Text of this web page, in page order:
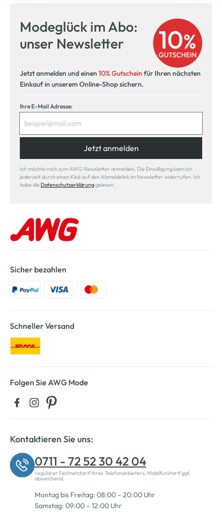
Kostenlose Filiallieferung
in Ihre Wunschfiliale
Modeglück im Abo:
unser Newsletter
Jetzt anmelden und einen 10% Gutschein für Ihren nächsten
Einkauf in unserem Online-Shop sichern.
Ihre E-Mail Adresse:
Jetzt anmelden
Ich möchte mich zum AWG Newsletter anmelden. Die Einwilligung kann ich
jederzeit durch einen Klick auf den Abmeldelink im Newsletter widerrufen. Ich
habe die Datenschutzerklärunggelesen.
Sicher bezahlen
Schneller Versand
Folgen Sie AWG Mode
Kontaktieren Sie uns:
0711 - 72 52 30 42 04
regulärer Festnetztarif Ihres Telefonanbieters, Mobilfunktarif ggf.
abweichend.
Montag bis Freitag: 08:00 – 20:00 Uhr
Samstag: 09:00 – 12:00 Uhr